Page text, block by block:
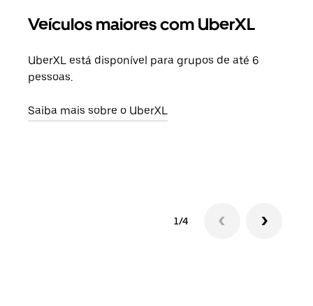
Veículos maiores com UberXL
UberXL está disponível para grupos de até 6
pessoas.
Saiba mais sobre o UberXL
1/4